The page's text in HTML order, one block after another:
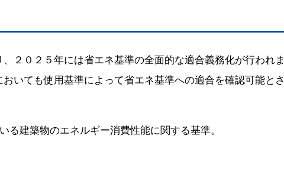
２０２５年には省エネ基準の全面的な適合義務化が行われま
いても使用基準によって省エネ基準への適合を確認可能とさ
建築物のエネルギー消費性能に関する基準。